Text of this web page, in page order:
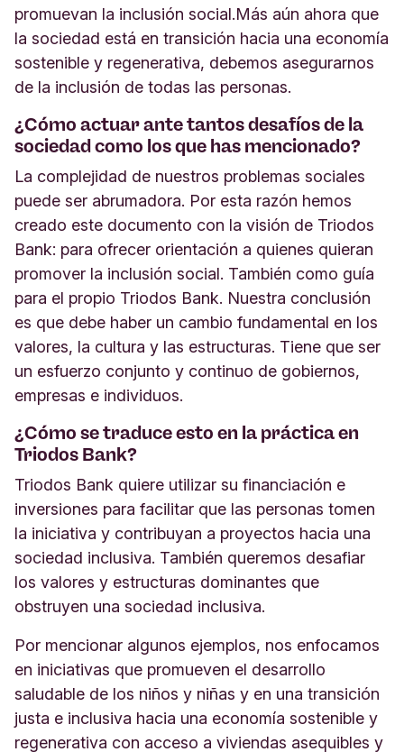
promuevan la inclusión social.Más aún ahora que
la sociedad está en transición hacia una economía
sostenible y regenerativa, debemos asegurarnos
de la inclusión de todas las personas.
¿Cómo actuar ante tantos desafíos de la
sociedad como los que has mencionado?
La complejidad de nuestros problemas sociales
puede ser abrumadora. Por esta razón hemos
creado este documento con la visión de Triodos
Bank: para ofrecer orientación a quienes quieran
promover la inclusión social. También como guía
para el propio Triodos Bank. Nuestra conclusión
es que debe haber un cambio fundamental en los
valores, la cultura y las estructuras. Tiene que ser
un esfuerzo conjunto y continuo de gobiernos,
empresas e individuos.
¿Cómo se traduce esto en la práctica en
Triodos Bank?
Triodos Bank quiere utilizar su financiación e
inversiones para facilitar que las personas tomen
la iniciativa y contribuyan a proyectos hacia una
sociedad inclusiva. También queremos desafiar
los valores y estructuras dominantes que
obstruyen una sociedad inclusiva.
Por mencionar algunos ejemplos, nos enfocamos
en iniciativas que promueven el desarrollo
saludable de los niños y niñas y en una transición
justa e inclusiva hacia una economía sostenible y
regenerativa con acceso a viviendas asequibles y